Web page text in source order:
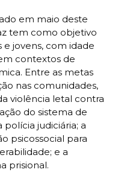
em maio deste
tem como objetivo
jovens, com idade
contextos de
Entre as metas
nas comunidades,
violência letal contra
do sistema de
judiciária; a
psicossocial para
e a
prisional.